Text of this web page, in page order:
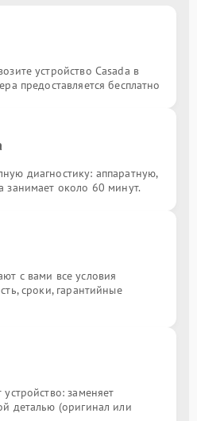
устройство Casada в
предоставляется бесплатно
диагностику: аппаратную,
занимает около 60 минут.
с вами все условия
сроки, гарантийные
заменяет
деталью (оригинал или